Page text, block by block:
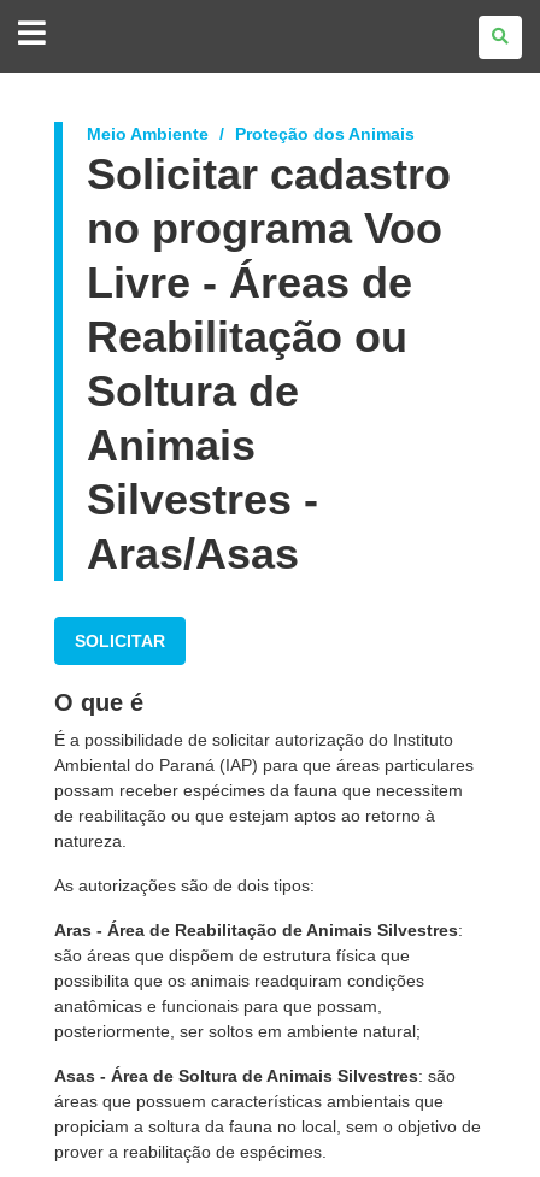
DO
Meio Ambiente Proteção dos Animais
Solicitar cadastro
no programa Voo
Livre - Áreas de
Reabilitação ou
Soltura de
Animais
Silvestres -
Aras/Asas
SOLICITAR
O que é
É a possibilidade de solicitar autorização do Instituto
Ambiental do Paraná (IAP) para que áreas particulares
possam receber espécimes da fauna que necessitem
de reabilitação ou que estejam aptos ao retorno à
natureza.
As autorizações são de dois tipos:
Aras - Área de Reabilitação de Animais Silvestres:
são áreas que dispõem de estrutura física que
possibilita que os animais readquiram condições
anatômicas e funcionais para que possam,
posteriormente, ser soltos em ambiente natural;
Asas - Área de Soltura de Animais Silvestres: são
áreas que possuem características ambientais que
propiciam a soltura da fauna no local, sem o objetivo de
prover a reabilitação de espécimes.